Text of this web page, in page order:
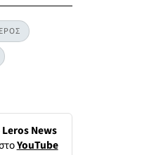
Leros News
YouTube